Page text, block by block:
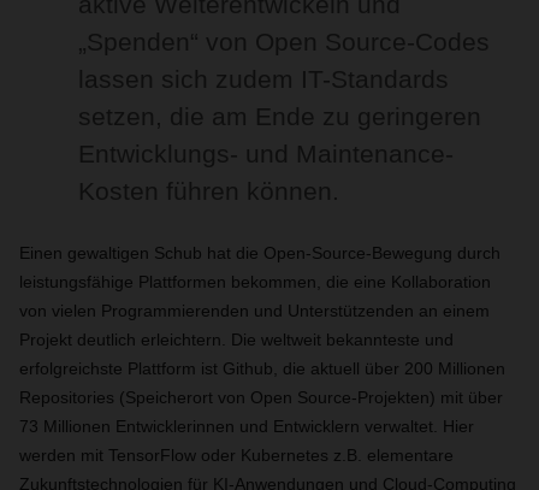
„Spenden“ von Open Source-Codes
lassen sich zudem IT-Standards
setzen, die am Ende zu geringeren
Entwicklungs- und Maintenance-
Kosten führen können.
Einen gewaltigen Schub hat die Open-Source-Bewegung durch
leistungsfähige Plattformen bekommen, die eine Kollaboration
von vielen Programmierenden und Unterstützenden an einem
Projekt deutlich erleichtern. Die weltweit bekannteste und
erfolgreichste Plattform ist Github, die aktuell über 200 Millionen
Repositories (Speicherort von Open Source-Projekten) mit über
73 Millionen Entwicklerinnen und Entwicklern verwaltet. Hier
werden mit TensorFlow oder Kubernetes z.B. elementare
Zukunftstechnologien für KI-Anwendungen und Cloud-Computing